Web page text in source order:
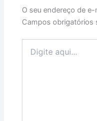
O seu endereço de
Campos obrigatórios
aqui...